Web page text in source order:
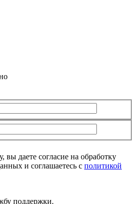
даете согласие на обработку
и соглашаетесь с политикой
поддержки.